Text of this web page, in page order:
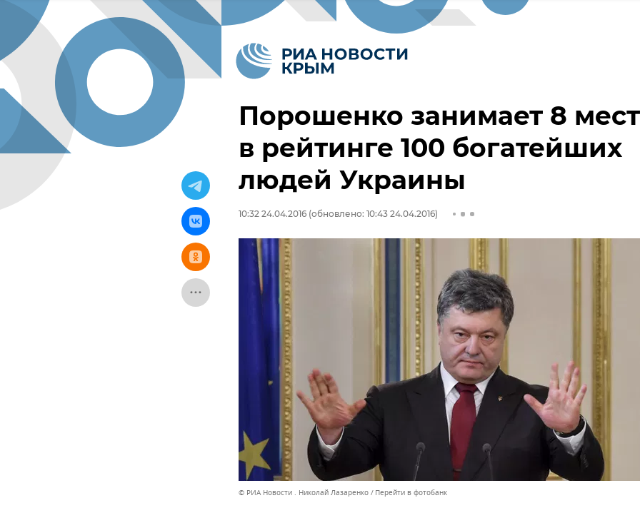
Порошенко занимает 8
в рейтинге 100 богатейших
людей Украины
10:32 24.04.2016 (обновлено: 10:43 24.04.2016)
© РИА Новости . Николай Лазаренко Перейти в фотобанк